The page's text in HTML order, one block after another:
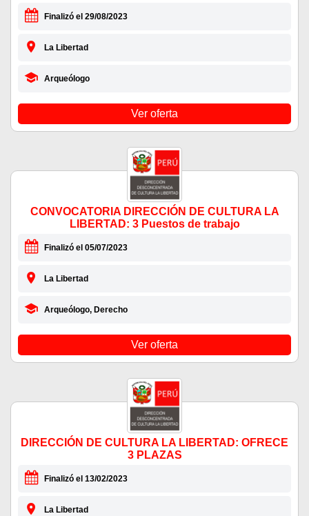
Finalizó el 29/08/2023
La Libertad
Arqueólogo
Ver oferta
CONVOCATORIA DIRECCIÓN DE CULTURA LA
LIBERTAD: 3 Puestos de trabajo
Finalizó el 05/07/2023
La Libertad
Arqueólogo, Derecho
Ver oferta
DIRECCIÓN DE CULTURA LA LIBERTAD: OFRECE
3 PLAZAS
Finalizó el 13/02/2023
La Libertad